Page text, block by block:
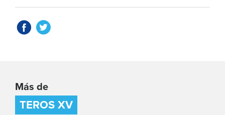
Más de
TEROS XV